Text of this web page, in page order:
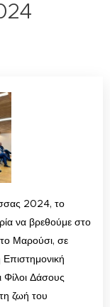
2024, το
να βρεθούμε στο
Μαρούσι, σε
Φίλοι Δάσους
ζωή του